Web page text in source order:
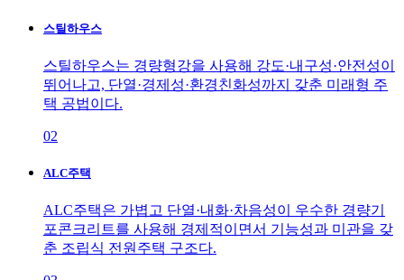
스틸하우스
스틸하우스는 경량형강을 사용해 강도·내구성·안전성이
뛰어나고, 단열·경제성·환경친화성까지 갖춘 미래형 주
택 공법이다.
02
ALC주택
ALC주택은 가볍고 단열·내화·차음성이 우수한 경량기
포콘크리트를 사용해 경제적이면서 기능성과 미관을 갖
춘 조립식 전원주택 구조다.